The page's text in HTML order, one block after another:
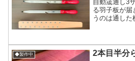
自動筬通し3
る羽子板が届
うのは通した
いほど串の歯
すのも一苦労
◆製作中 2本目半分